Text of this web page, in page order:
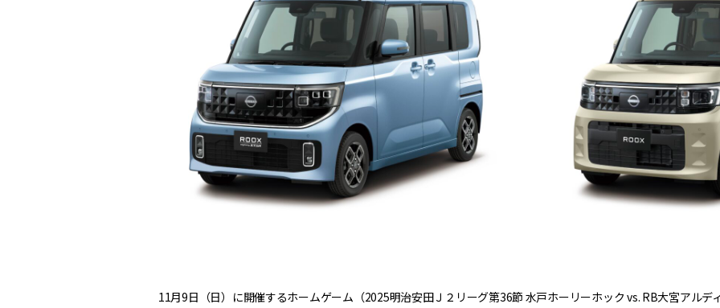
11月9日（日）に開催するホームゲーム（2025明治安田Ｊ２リーグ第36節 水戸ホーリーホック vs. RB大宮アルデ